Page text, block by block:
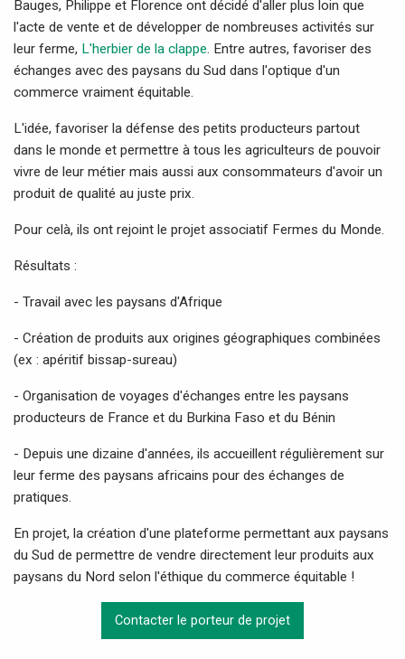
Bauges, Philippe et Florence ont décidé d'aller plus loin que
l'acte de vente et de développer de nombreuses activités sur
leur ferme, L'herbier de la clappe. Entre autres, favoriser des
échanges avec des paysans du Sud dans l'optique d'un
commerce vraiment équitable.
L'idée, favoriser la défense des petits producteurs partout
dans le monde et permettre à tous les agriculteurs de pouvoir
vivre de leur métier mais aussi aux consommateurs d'avoir un
produit de qualité au juste prix.
Pour celà, ils ont rejoint le projet associatif Fermes du Monde.
Résultats :
- Travail avec les paysans d'Afrique
- Création de produits aux origines géographiques combinées
(ex : apéritif bissap-sureau)
- Organisation de voyages d'échanges entre les paysans
producteurs de France et du Burkina Faso et du Bénin
- Depuis une dizaine d'années, ils accueillent régulièrement sur
leur ferme des paysans africains pour des échanges de
pratiques.
En projet, la création d'une plateforme permettant aux paysans
du Sud de permettre de vendre directement leur produits aux
paysans du Nord selon l'éthique du commerce équitable !
Contacter le porteur de projet